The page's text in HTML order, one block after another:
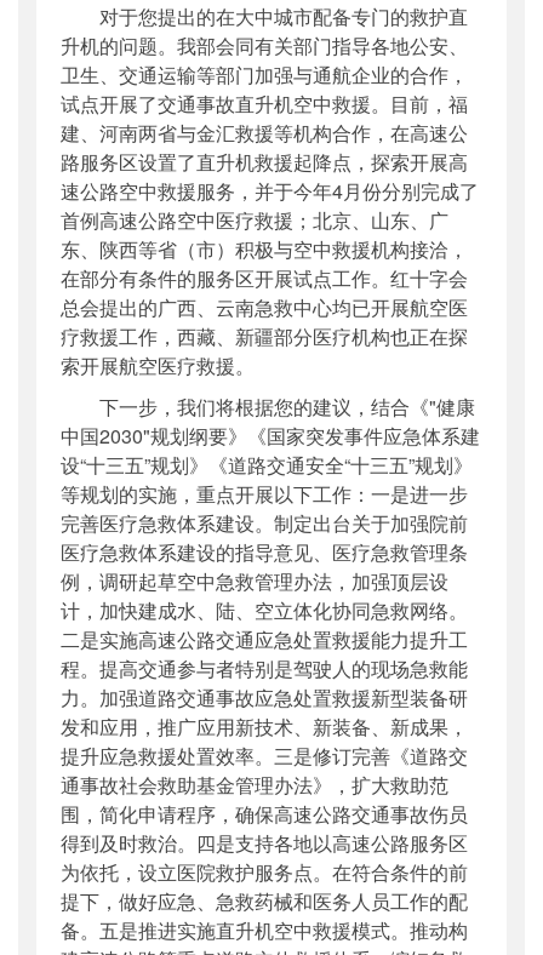
对于您提出的在大中城市配备专门的救护直
升机的问题。我部会同有关部门指导各地公安、
卫生、交通运输等部门加强与通航企业的合作，
试点开展了交通事故直升机空中救援。目前，福
建、河南两省与金汇救援等机构合作，在高速公
路服务区设置了直升机救援起降点，探索开展高
速公路空中救援服务，并于今年4月份分别完成了
首例高速公路空中医疗救援；北京、山东、广
东、陕西等省（市）积极与空中救援机构接洽，
在部分有条件的服务区开展试点工作。红十字会
总会提出的广西、云南急救中心均已开展航空医
疗救援工作，西藏、新疆部分医疗机构也正在探
索开展航空医疗救援。
下一步，我们将根据您的建议，结合《"健康
中国2030"规划纲要》《国家突发事件应急体系建
设“十三五”规划》《道路交通安全“十三五”规划》
等规划的实施，重点开展以下工作：一是进一步
完善医疗急救体系建设。制定出台关于加强院前
医疗急救体系建设的指导意见、医疗急救管理条
例，调研起草空中急救管理办法，加强顶层设
计，加快建成水、陆、空立体化协同急救网络。
二是实施高速公路交通应急处置救援能力提升工
程。提高交通参与者特别是驾驶人的现场急救能
力。加强道路交通事故应急处置救援新型装备研
发和应用，推广应用新技术、新装备、新成果，
提升应急救援处置效率。三是修订完善《道路交
通事故社会救助基金管理办法》，扩大救助范
围，简化申请程序，确保高速公路交通事故伤员
得到及时救治。四是支持各地以高速公路服务区
为依托，设立医院救护服务点。在符合条件的前
提下，做好应急、急救药械和医务人员工作的配
备。五是推进实施直升机空中救援模式。推动构